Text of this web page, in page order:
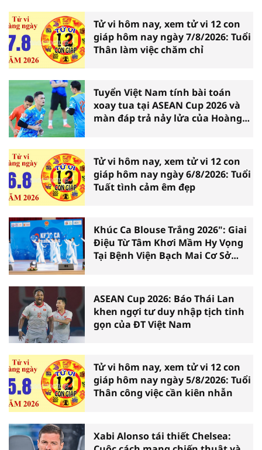
Tử vi hôm nay, xem tử vi 12 con
giáp hôm nay ngày 7/8/2026: Tuổi
Thân làm việc chăm chỉ
Tuyển Việt Nam tính bài toán
xoay tua tại ASEAN Cup 2026 và
màn đáp trả nảy lửa của Hoàng
Tử vi hôm nay, xem tử vi 12 con
giáp hôm nay ngày 6/8/2026: Tuổi
Tuất tình cảm êm đẹp
Khúc Ca Blouse Trắng 2026": Giai
Điệu Từ Tâm Khơi Mầm Hy Vọng
Tại Bệnh Viện Bạch Mai Cơ Sở
ASEAN Cup 2026: Báo Thái Lan
khen ngợi tư duy nhập tịch tinh
gọn của ĐT Việt Nam
Tử vi hôm nay, xem tử vi 12 con
giáp hôm nay ngày 5/8/2026: Tuổi
Thân công việc cần kiên nhẫn
Xabi Alonso tái thiết Chelsea: